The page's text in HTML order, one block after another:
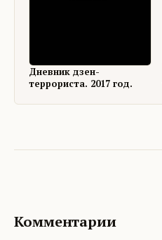
Дневник дзен-
террориста. 2017 год.
Комментарии